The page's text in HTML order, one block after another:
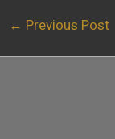
← Previous Post